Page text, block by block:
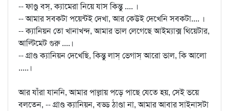
-- ফাণ্ডু বস্‌, ক্যামেরা নিয়ে যাস কিন্তু .... ।
-- আমার সবকটা পয়েন্টই দেখা, আর কেউই দেখেনি সবকটা.... ।
-- ক্যানিয়ন তো খানাখন্দ, আমার ভাল লেগেছে আইম্যাক্স থিয়েটার,
আল্টিমেট গুরু ....।
-- গ্রাণ্ড ক্যানিয়ন দেখেছি, কিন্তু লাস্‌ ভেগাস্‌ আরো ভাল, কি আলো
.....।
আর যাঁরা যাননি, আমার পাল্লায় পড়ে পাছে যেতে হয়, সেই ভয়ে
বলতেন, -- গ্রাণ্ড ক্যানিয়ন, বড্ড ঠাণ্ডা না, আমার আবার সাইনাসটা